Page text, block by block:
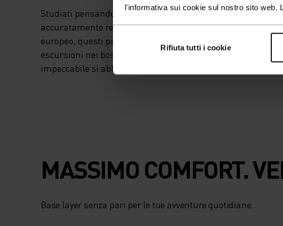
l'informativa sui cookie sul nostro sito web.
Rifiuta tutti i cookie
Studiati pensando alle prestazioni e alla traspirabilità e
accuratamente realizzati nella fabbrica europea di Odlo
europeo, questi pantaloni base layer sono perfetti per le
escursioni nei boschi o le giornate di sci a Cortina. Al taglio
impeccabile si abbina anche una scelta di filati riciclati.
MASSIMO COMFORT.
Base layer senza pari per le tue avventure quotidiane.